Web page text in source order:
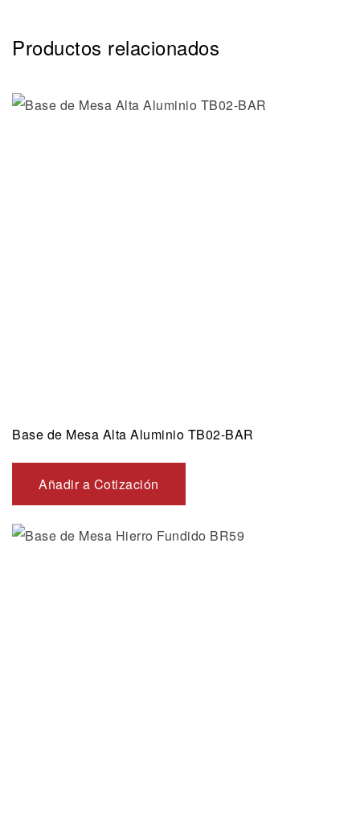
Productos relacionados
Base de Mesa Alta Aluminio TB02-BAR
Añadir a Cotización